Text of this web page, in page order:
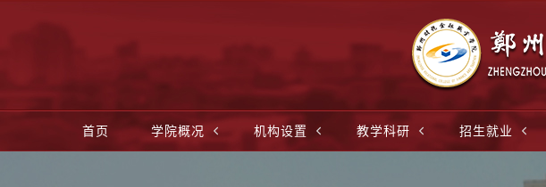
首页 学院概况 机构设置 教学科研 招生就业